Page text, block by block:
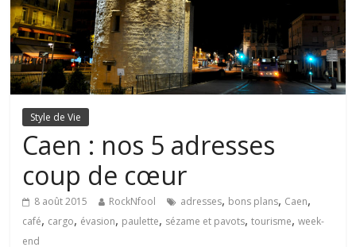
Style de Vie
Caen : nos 5 adresses
coup de cœur
8 août 2015 RockNfool adresses, bons plans, Caen,
café, cargo, évasion, paulette, sézame et pavots,tourisme,week-
end